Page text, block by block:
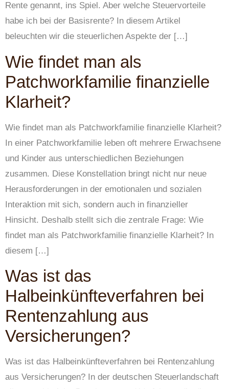
Rente genannt, ins Spiel. Aber welche Steuervorteile
habe ich bei der Basisrente? In diesem Artikel
beleuchten wir die steuerlichen Aspekte der […]
Wie findet man als
Patchworkfamilie finanzielle
Klarheit?
Wie findet man als Patchworkfamilie finanzielle Klarheit?
In einer Patchworkfamilie leben oft mehrere Erwachsene
und Kinder aus unterschiedlichen Beziehungen
zusammen. Diese Konstellation bringt nicht nur neue
Herausforderungen in der emotionalen und sozialen
Interaktion mit sich, sondern auch in finanzieller
Hinsicht. Deshalb stellt sich die zentrale Frage: Wie
findet man als Patchworkfamilie finanzielle Klarheit? In
diesem […]
Was ist das
Halbeinkünfteverfahren bei
Rentenzahlung aus
Versicherungen?
Was ist das Halbeinkünfteverfahren bei Rentenzahlung
aus Versicherungen? In der deutschen Steuerlandschaft